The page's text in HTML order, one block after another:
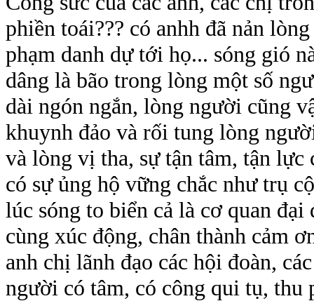
phiền toái??? có anhh đã nản
phạm danh dự tới họ... sóng gió
dâng là bão trong lòng một số
dài ngón ngắn, lòng người cũng
khuynh đảo và rối tung lòng
và lòng vị tha, sự tận tâm, tận lực
có sự ủng hộ vững chắc như trụ
lúc sóng to biển cả là cơ quan
cùng xúc động, chân thành cảm
anh chị lãnh đạo các hội đoàn,
người có tâm, có công qui tụ,